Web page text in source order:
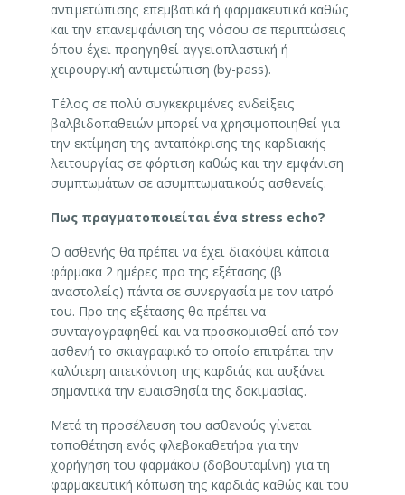
αντιμετώπισης επεμβατικά ή φαρμακευτικά καθώς
και την επανεμφάνιση της νόσου σε περιπτώσεις
όπου έχει προηγηθεί αγγειοπλαστική ή
χειρουργική αντιμετώπιση (by-pass).
Τέλος σε πολύ συγκεκριμένες ενδείξεις
βαλβιδοπαθειών μπορεί να χρησιμοποιηθεί για
την εκτίμηση της ανταπόκρισης της καρδιακής
λειτουργίας σε φόρτιση καθώς και την εμφάνιση
συμπτωμάτων σε ασυμπτωματικούς ασθενείς.
Πως πραγματοποιείται ένα stress echo?
Ο ασθενής θα πρέπει να έχει διακόψει κάποια
φάρμακα 2 ημέρες προ της εξέτασης (β
αναστολείς) πάντα σε συνεργασία με τον ιατρό
του. Προ της εξέτασης θα πρέπει να
συνταγογραφηθεί και να προσκομισθεί από τον
ασθενή το σκιαγραφικό το οποίο επιτρέπει την
καλύτερη απεικόνιση της καρδιάς και αυξάνει
σημαντικά την ευαισθησία της δοκιμασίας.
Μετά τη προσέλευση του ασθενούς γίνεται
τοποθέτηση ενός φλεβοκαθετήρα για την
χορήγηση του φαρμάκου (δοβουταμίνη) για τη
φαρμακευτική κόπωση της καρδιάς καθώς και του